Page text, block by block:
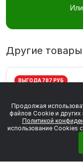
Другие товары
ВЫГОДА 787 РУБ
Продолжая
файлов Сookie и других
Политикой
использование Cookies